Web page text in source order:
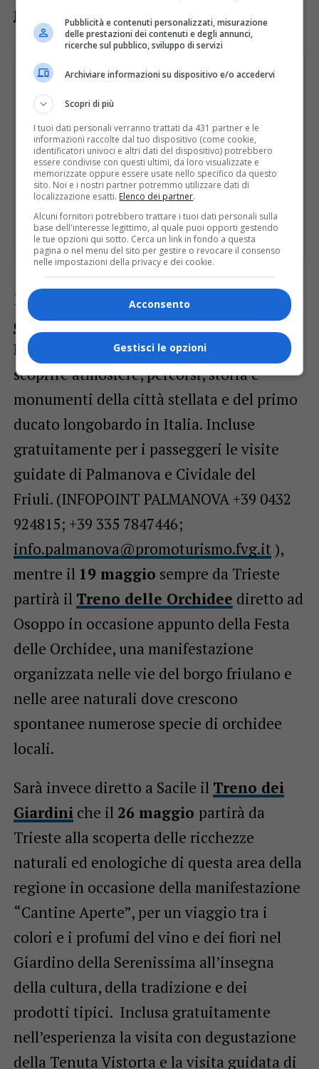
promoturismo.fvg.it
Il 12 maggio sarà operativo il
delle Città UNESCOda Trieste a
Palmanova e Cividale del Friuli per
scoprire atmosfere, percorsi, storia e
monumenti della città stellata e del primo
ducato longobardo in Italia. Incluse
gratuitamente per i passeggeri le visite
guidate di Palmanova e Cividale del
Friuli. (INFOPOINT PALMANOVA +39 0432
924815; +39 335 7847446;
info.palmanova@promoturismo.fvg.it ),
mentre il 19 maggio sempre da Trieste
partirà il Treno delle Orchidee diretto ad
Osoppo in occasione appunto della Festa
delle Orchidee, una manifestazione
organizzata nelle vie del borgo friulano e
nelle aree naturali dove crescono
spontanee numerose specie di orchidee
locali.
Sarà invece diretto a Sacile il Treno dei
Giardiniche il 26 maggio partirà da
Trieste alla scoperta delle ricchezze
naturali ed enologiche di questa area della
regione in occasione della manifestazione
“Cantine Aperte”, per un viaggio tra i
colori e i profumi del vino e dei fiori nel
Giardino della Serenissima all’insegna
della cultura, della tradizione e dei
prodotti tipici. Inclusa gratuitamente
nell’esperienza la visita con degustazione
della Tenuta Vistorta e la visita guidata di
Pubblicità e contenuti personalizzati, misurazione
delle prestazioni dei contenuti e degli annunci,
ricerche sul pubblico, sviluppo di servizi
Archiviare informazioni su dispositivo e/o accedervi
Scopri di più
I tuoi dati personali verranno trattati da 431 partner e le
informazioni raccolte dal tuo dispositivo (come cookie,
identificatori univoci e altri dati del dispositivo) potrebbero
essere condivise con questi ultimi, da loro visualizzate e
memorizzate oppure essere usate nello specifico da questo
sito. Noi e i nostri partner potremmo utilizzare dati di
localizzazione esatti. Elenco dei partner.
Alcuni fornitori potrebbero trattare i tuoi dati personali sulla
base dell'interesse legittimo, al quale puoi opporti gestendo
le tue opzioni qui sotto. Cerca un link in fondo a questa
pagina o nel menu del sito per gestire o revocare il consenso
nelle impostazioni della privacy e dei cookie.
Acconsento
Gestisci le opzioni